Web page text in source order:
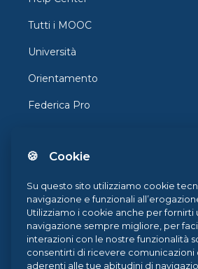
Tutti i MOOC
Università
Orientamento
Federica Pro
Federica Coursera
Accessibilità
Privacy
Termini e Condizioni
Cookie Policy
🍪 Cookie
Su questo sito utilizziamo cookie
navigazione e funzionali
Utilizziamo i cookie anche per fornirti
navigazione sempre migliore, per
interazioni con le nostre funzionalità
consentirti di ricevere comunicazioni
aderenti alle tue abitudini di